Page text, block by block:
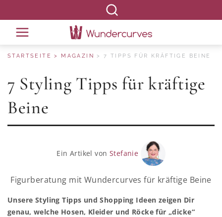
STARTSEITE MAGAZIN 7 TIPPS FÜR KRÄFTIGE BEINE
7 Styling Tipps für kräftige
Beine
Ein Artikel von Stefanie
Figurberatung mit Wundercurves für kräftige Beine
Unsere Styling Tipps und Shopping Ideen zeigen Dir
genau, welche Hosen, Kleider und Röcke für „dicke“